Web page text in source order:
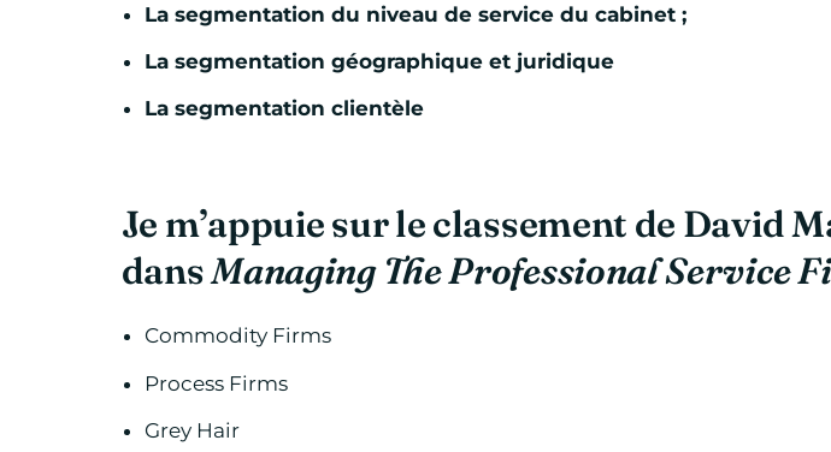
La segmentation du niveau de service du cabinet ;
La segmentation géographique et juridique
La segmentation clientèle
Je m’appuie sur le classement de David
dansManaging The Professional Service
Commodity Firms
Process Firms
Grey Hair